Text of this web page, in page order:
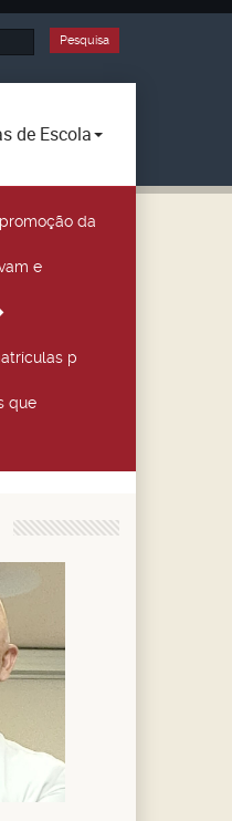
Pesquisa
de Escola
da
e
p
que